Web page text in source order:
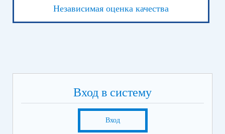
Независимая оценка качества
Вход в систему
Вход